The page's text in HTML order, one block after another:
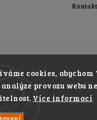
cookies,
provozu webu
Více informací